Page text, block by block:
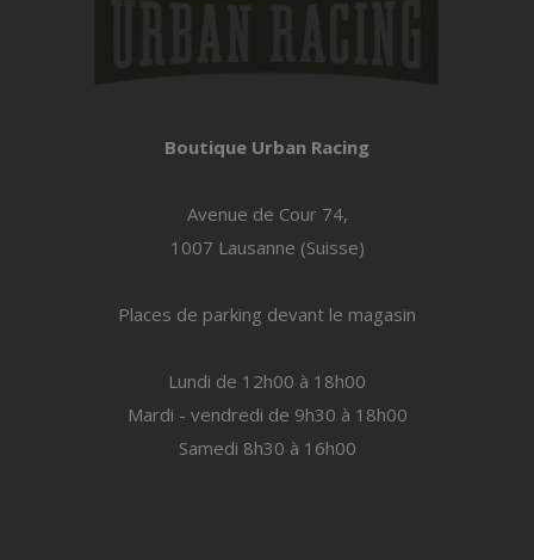
Boutique Urban Racing
Avenue de Cour 74,
1007 Lausanne (Suisse)
Places de parking devant le magasin
Lundi de 12h00 à 18h00
Mardi - vendredi de 9h30 à 18h00
Samedi 8h30 à 16h00